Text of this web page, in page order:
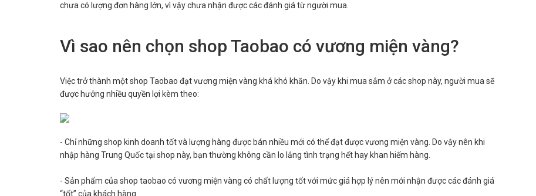
chưa có lượng đơn hàng lớn, vì vậy chưa nhận được các đánh giá từ người mua.
Vì sao nên chọn shop Taobao có vương miện vàng?
Việc trở thành một shop Taobao đạt vương miện vàng khá khó khăn. Do vậy khi mua sắm ở các shop này, người mua sẽ
được hưởng nhiều quyền lợi kèm theo:
- Chỉ những shop kinh doanh tốt và lượng hàng được bán nhiều mới có thể đạt được vương miện vàng. Do vậy nên khi
nhập hàng Trung Quốc tại shop này, bạn thường không cần lo lắng tình trạng hết hay khan hiếm hàng.
- Sản phẩm của shop taobao có vương miện vàng có chất lượng tốt với mức giá hợp lý nên mới nhận được các đánh giá
“tốt” của khách hàng.